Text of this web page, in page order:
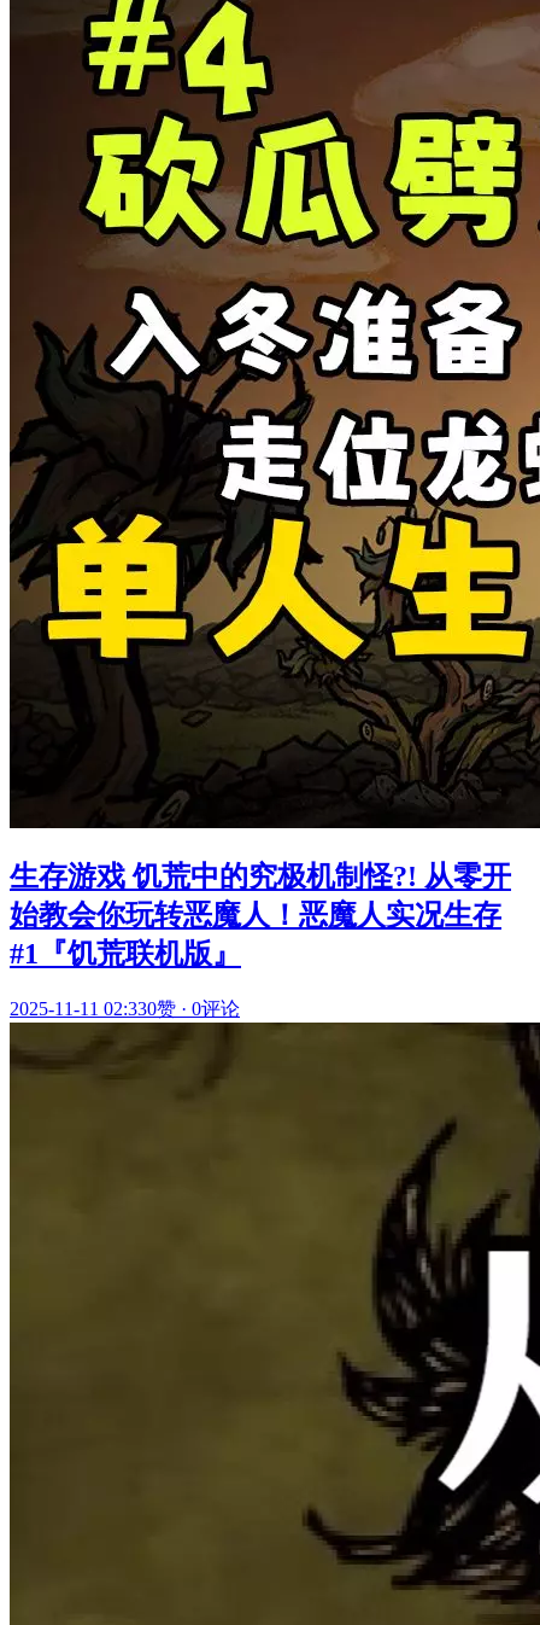
生存游戏 饥荒中的究极机制怪?! 从零开
始教会你玩转恶魔人！恶魔人实况生存
#1『饥荒联机版』
2025-11-11 02:330赞 · 0评论